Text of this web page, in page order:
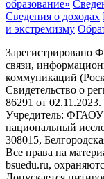
образование»
Сведения о доходах
и экстремизму
Зарегистрировано
связи,
коммуникаций
Свидетельство о
86291 от 02.11.2023.
Учредитель: ФГАОУ
национальный
308015,
Все права на
bsuedu.ru,